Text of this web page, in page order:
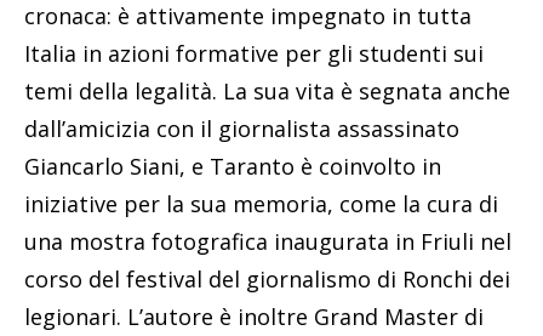
cronaca: è attivamente impegnato in tutta
Italia in azioni formative per gli studenti sui
temi della legalità. La sua vita è segnata anche
dall’amicizia con il giornalista assassinato
Giancarlo Siani, e Taranto è coinvolto in
iniziative per la sua memoria, come la cura di
una mostra fotografica inaugurata in Friuli nel
corso del festival del giornalismo di Ronchi dei
legionari. L’autore è inoltre Grand Master di